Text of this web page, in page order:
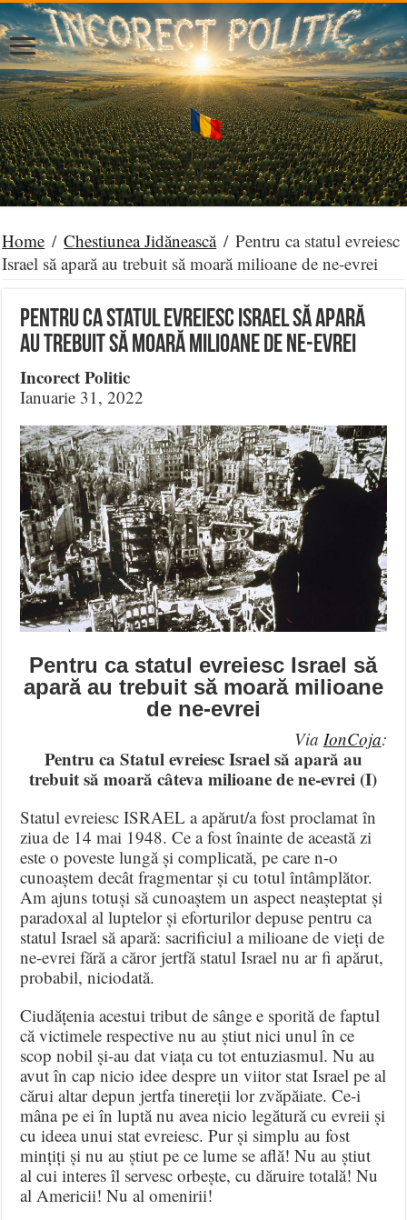
Home / Chestiunea Jidănească / Pentru ca statul evreiesc
Israel să apară au trebuit să moară milioane de ne-evrei
Pentru ca statul evreiesc Israel să apară
au trebuit să moară milioane de ne-evrei
Incorect Politic
Ianuarie 31, 2022
Pentru ca statul evreiesc Israel să
apară au trebuit să moară milioane
de ne-evrei
Via IonCoja:
Pentru ca Statul evreiesc Israel să apară au
trebuit să moară câteva milioane de ne-evrei (I)
Statul evreiesc ISRAEL a apărut/a fost proclamat în
ziua de 14 mai 1948. Ce a fost înainte de această zi
este o poveste lungă și complicată, pe care n-o
cunoaștem decât fragmentar și cu totul întâmplător.
Am ajuns totuși să cunoaștem un aspect neașteptat și
paradoxal al luptelor și eforturilor depuse pentru ca
statul Israel să apară: sacrificiul a milioane de vieți de
ne-evrei fără a căror jertfă statul Israel nu ar fi apărut,
probabil, niciodată.
Ciudățenia acestui tribut de sânge e sporită de faptul
că victimele respective nu au știut nici unul în ce
scop nobil și-au dat viața cu tot entuziasmul. Nu au
avut în cap nicio idee despre un viitor stat Israel pe al
cărui altar depun jertfa tinereții lor zvăpăiate. Ce-i
mâna pe ei în luptă nu avea nicio legătură cu evreii și
cu ideea unui stat evreiesc. Pur și simplu au fost
mințiți și nu au știut pe ce lume se află! Nu au știut
al cui interes îl servesc orbește, cu dăruire totală! Nu
al Americii! Nu al omenirii!